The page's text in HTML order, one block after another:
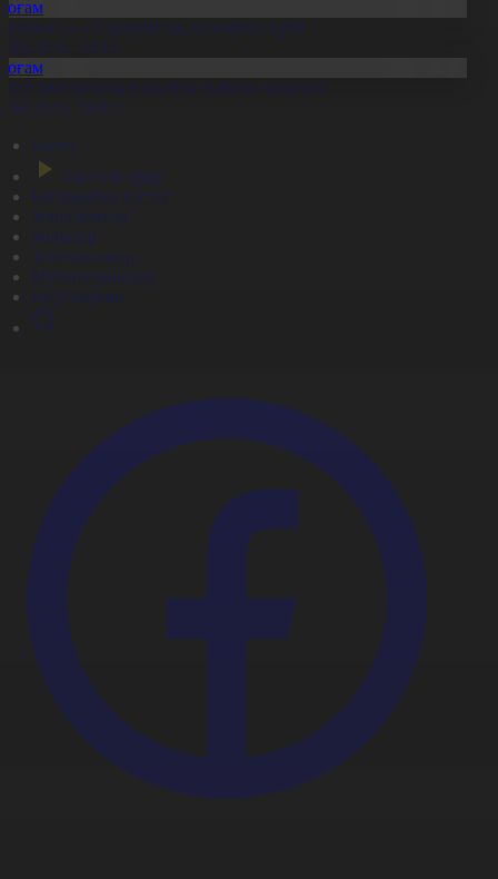
— ел дамуының қозғаушы күші
20:09
импортына уақытша тыйым салынды
20:07
Басты
Тікелей эфир
Бағдарлама кестесі
Жаңалықтар
Жобалар
Телехикаялар
Мультсериалдар
Видеоархив